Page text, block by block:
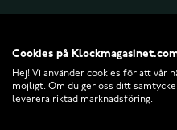
RETURER OCH VILLKOR
Cookies på
Hej! Vi använder cookies för att vår
möjligt. Om du ger oss ditt
leverera riktad marknadsföring.